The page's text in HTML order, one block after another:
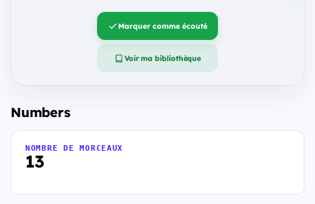
Marquer comme écouté
Voir ma bibliothèque
Numbers
13
NOMBRE DE MORCEAUX